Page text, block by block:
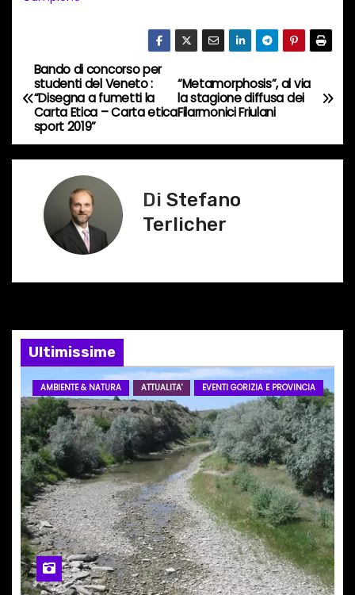
c
o
r
s
N
a
v
z
o
n
e
a
r
t
i
c
“Metamorphosis”, al via
la stagione diffusa dei
Filarmonici Friulani
Bando di concorso per
studenti del Veneto :
“Disegna a fumetti la
Carta Etica – Carta etica
sport 2019”
Di Stefano
Terlicher
Ultimissime
AMBIENTE & NATURA ATTUALITA' EVENTI GORIZIA E PROVINCIA